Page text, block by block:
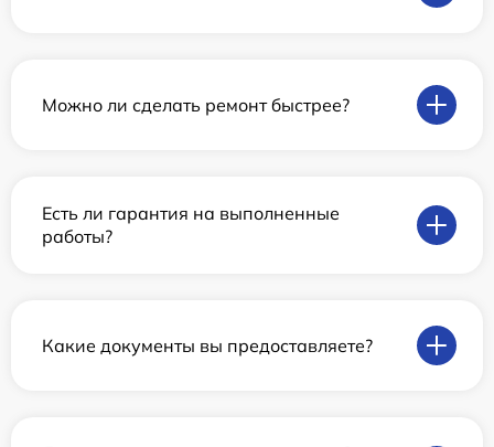
Можно ли сделать ремонт быстрее?
Есть ли гарантия на выполненные
работы?
Какие документы вы предоставляете?